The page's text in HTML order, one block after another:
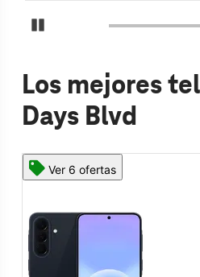
Detener carrusel
Los mejores
Days Blvd
Ver 6 ofertas